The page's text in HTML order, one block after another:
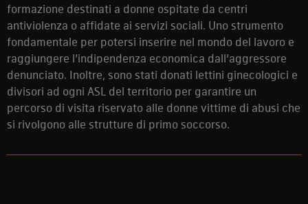
formazione destinati a donne ospitate da centri
antiviolenza o affidate ai servizi sociali. Uno strumento
fondamentale per potersi inserire nel mondo del lavoro e
raggiungere l’indipendenza economica dall’aggressore
denunciato. Inoltre, sono stati donati lettini ginecologici e
divisori ad ogni ASL del territorio per garantire un
percorso di visita riservato alle donne vittime di abusi che
si rivolgono alle strutture di primo soccorso.